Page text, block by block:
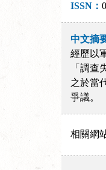
ISSN：0
中文摘
經歷以
「調
之於當
爭議。
相關網